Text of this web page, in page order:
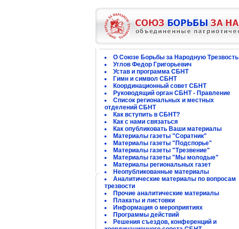
О Союзе Борьбы за Народную Трезвость
Углов Федор Григорьевич
Устав и программа СБНТ
Гимн и символ СБНТ
Координационный совет СБНТ
Руководящий орган СБНТ - Правление
Список региональных и местных
отделений СБНТ
Как вступить в СБНТ?
Как с нами связаться
Как опубликовать Ваши материалы
Материалы газеты "Соратник"
Материалы газеты "Подспорье"
Материалы газеты "Трезвение"
Материалы газеты "Мы молодые"
Материалы региональных газет
Неопубликованные материалы
Аналитические материалы по вопросам
трезвости
Прочие аналитические материалы
Плакаты и листовки
Информация о мероприятиях
Программы действий
Решения съездов, конференций и